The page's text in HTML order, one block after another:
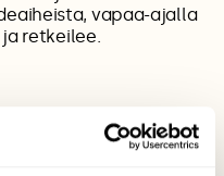
vapaa-ajalla
retkeilee.